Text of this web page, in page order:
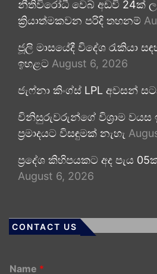
නීතිවිරෝධී වෙබ් අඩවි 24ක්
ක්‍රියාත්මකවන පරිදි තහනම්
ජූලි මාසයේදී විදේශ රැකියා
ඉහළට August 6, 2026
ජැෆ්නා කිංග්ස් LPL අවසන්
විනිසුරුවරුන්ගේ විශ්‍රාම වයස
ප්‍රමාදයට විසඳුමක් නැහැ
ප්‍රදේශ කිහිපයකට අද පැය
August 6, 2026
CONTACT US
Name *